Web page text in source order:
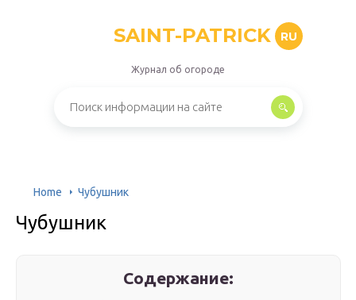
SAINT-PATRICK RU
Журнал об огороде
Home Чубушник
Чубушник
Содержание: